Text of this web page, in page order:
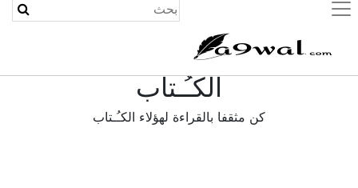
(current)
الكـُـتاب
كن مثقفا بالقراءة لهؤلاء الكـُـتاب